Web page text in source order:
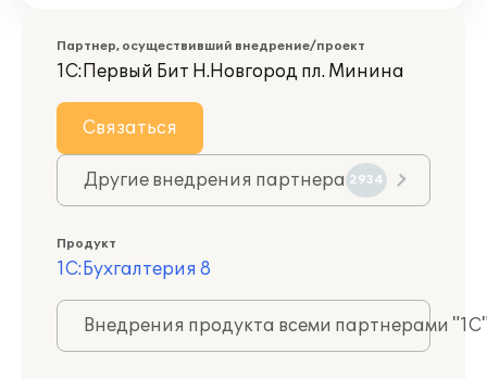
Партнер, осуществивший внедрение/проект
1С:Первый Бит Н.Новгород пл. Минина
Связаться
Другие внедрения партнера 2934
Продукт
1С:Бухгалтерия 8
Внедрения продукта всеми партнерами